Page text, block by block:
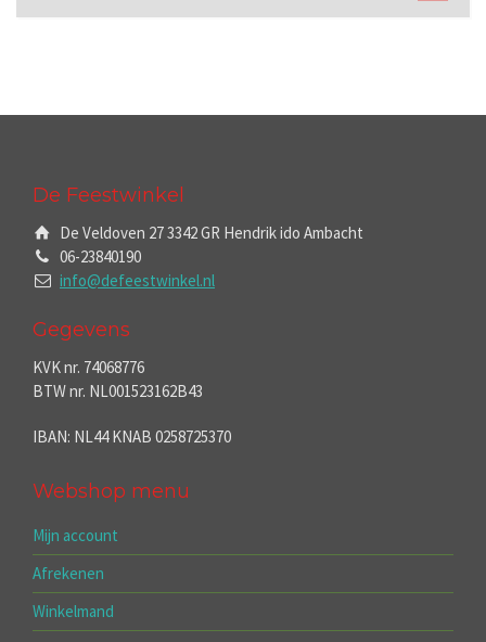
De Feestwinkel
De Veldoven 27 3342 GR Hendrik ido Ambacht
06-23840190
info@defeestwinkel.nl
Gegevens
KVK nr. 74068776
BTW nr. NL001523162B43
IBAN: NL44 KNAB 0258725370
Webshop menu
Mijn account
Afrekenen
Winkelmand